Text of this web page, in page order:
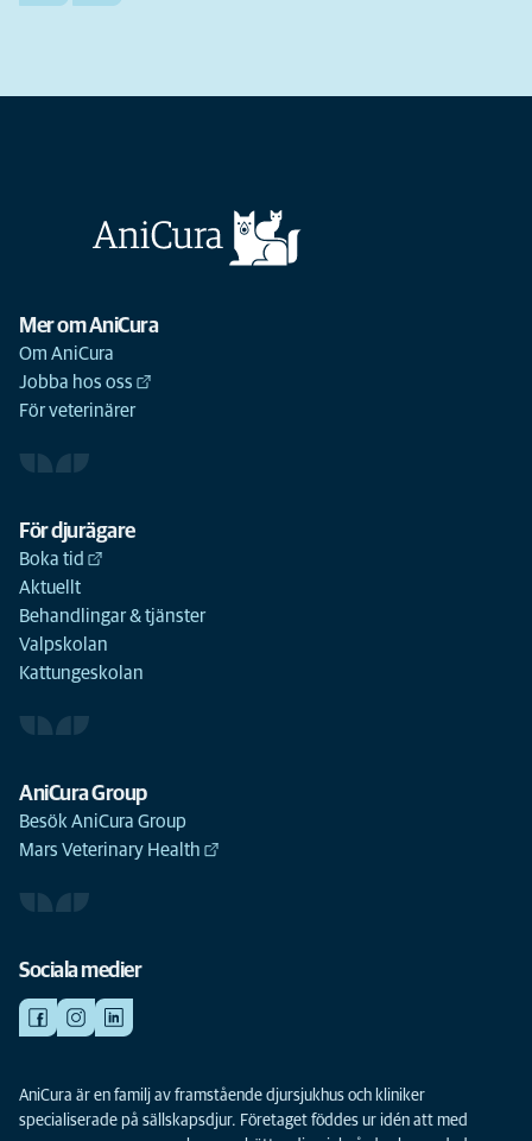
Mer om AniCura
Om AniCura
Jobba hos oss
För veterinärer
För djurägare
Boka tid
Aktuellt
Behandlingar & tjänster
Valpskolan
Kattungeskolan
AniCura Group
Besök AniCura Group
Mars Veterinary Health
Sociala medier
AniCura är en familj av framstående djursjukhus och kliniker
specialiserade på sällskapsdjur. Företaget föddes ur idén att med